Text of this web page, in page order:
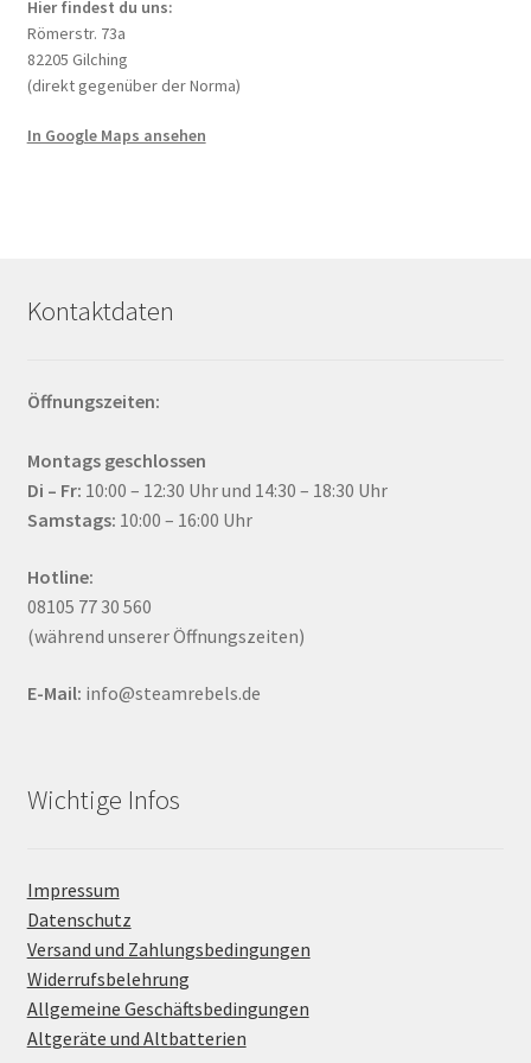
Hier findest du uns:
Römerstr. 73a
82205 Gilching
(direkt gegenüber der Norma)
In Google Maps ansehen
Kontaktdaten
Öffnungszeiten:
Montags geschlossen
Di – Fr: 10:00 – 12:30 Uhr und 14:30 – 18:30 Uhr
Samstags: 10:00 – 16:00 Uhr
Hotline:
08105 77 30 560
(während unserer Öffnungszeiten)
E-Mail: info@steamrebels.de
Wichtige Infos
Impressum
Datenschutz
Versand und Zahlungsbedingungen
Widerrufsbelehrung
Allgemeine Geschäftsbedingungen
Altgeräte und Altbatterien